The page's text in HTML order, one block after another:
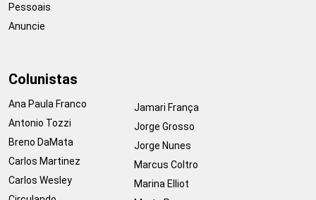
Pessoais
Anuncie
Colunistas
Ana Paula Franco
Antonio Tozzi
Breno DaMata
Carlos Martinez
Carlos Wesley
Jamari França
Jorge Grosso
Jorge Nunes
Marcus Coltro
Marina Elliot